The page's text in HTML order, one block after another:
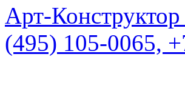
Арт-
(495) 105-0065,